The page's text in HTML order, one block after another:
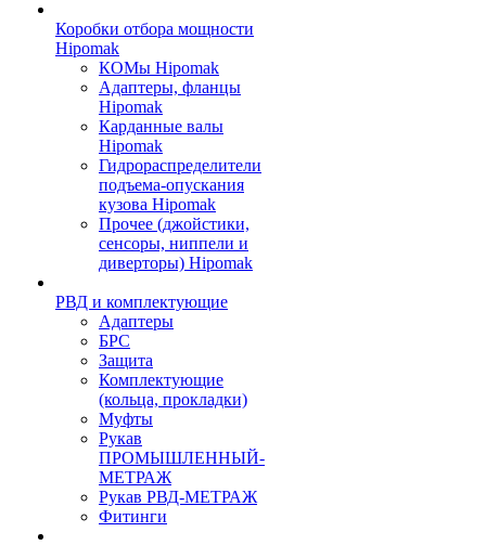
Коробки отбора мощности
Hipomak
КОМы Hipomak
Адаптеры, фланцы
Hipomak
Карданные валы
Hipomak
Гидрораспределители
подъема-опускания
кузова Hipomak
Прочее (джойстики,
сенсоры, ниппели и
диверторы) Hipomak
РВД и комплектующие
Адаптеры
БРС
Защита
Комплектующие
(кольца, прокладки)
Муфты
Рукав
ПРОМЫШЛЕННЫЙ-
МЕТРАЖ
Рукав РВД-МЕТРАЖ
Фитинги